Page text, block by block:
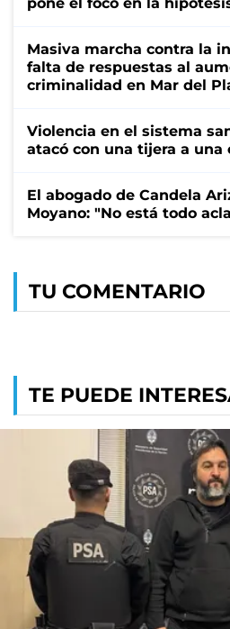
Masiva marcha contra la
falta de respuestas al
criminalidad en Mar del
Violencia en el sistema
atacó con una tijera a una
El abogado de Candela
Moyano: "No está todo
TU COMENTARIO
TE PUEDE